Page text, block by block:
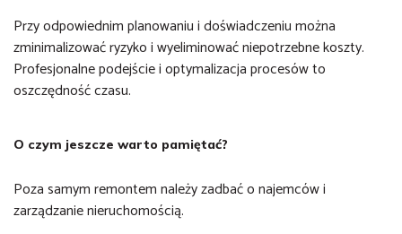
Przy odpowiednim planowaniu i doświadczeniu można
zminimalizować ryzyko i wyeliminować niepotrzebne koszty.
Profesjonalne podejście i optymalizacja procesów to
oszczędność czasu.
O czym jeszcze warto pamiętać?
Poza samym remontem należy zadbać o najemców i
zarządzanie nieruchomością.